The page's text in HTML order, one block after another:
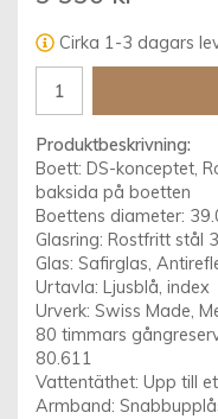
Cirka 1-3 dagars
Produktbeskrivning:
Boett: DS-konceptet,
baksida på boetten
Boettens diameter:
Glasring: Rostfritt stål
Glas: Safirglas,
Urtavla: Ljusblå, index
Urverk: Swiss Made,
80 timmars
80.611
Vattentäthet: Upp till
Armband: